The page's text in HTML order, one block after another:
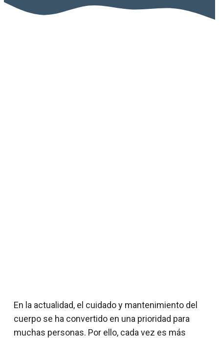
En la actualidad, el cuidado y mantenimiento del
cuerpo se ha convertido en una prioridad para
muchas personas. Por ello, cada vez es más